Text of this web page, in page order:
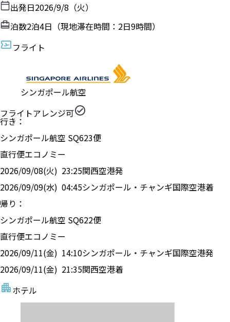
出発日2026/9/8（火）
泊数2泊4日（現地滞在時間： 2日9時間）
フライト
シンガポール航空
フライトアレンジ可
行き：
シンガポール航空 SQ623便
直行便エコノミー
2026/09/08(火) 23:25関西空港発
2026/09/09(水) 04:45シンガポール・チャンギ国際空港着
帰り：
シンガポール航空 SQ622便
直行便エコノミー
2026/09/11(金) 14:10シンガポール・チャンギ国際空港発
2026/09/11(金) 21:35関西空港着
ホテル